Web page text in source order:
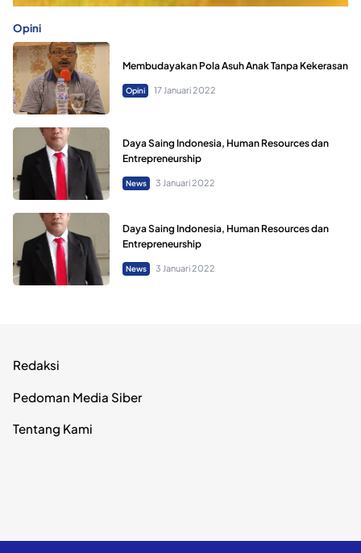
Opini
Membudayakan Pola Asuh Anak Tanpa Kekerasan
Opini 17 Januari 2022
Daya Saing Indonesia, Human Resources dan
Entrepreneurship
News 3 Januari 2022
Daya Saing Indonesia, Human Resources dan
Entrepreneurship
News 3 Januari 2022
Redaksi
Pedoman Media Siber
Tentang Kami